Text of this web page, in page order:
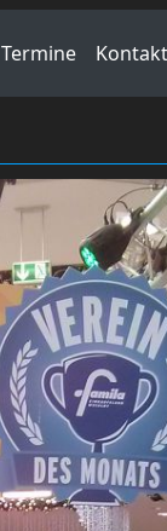
Termine Kontakt